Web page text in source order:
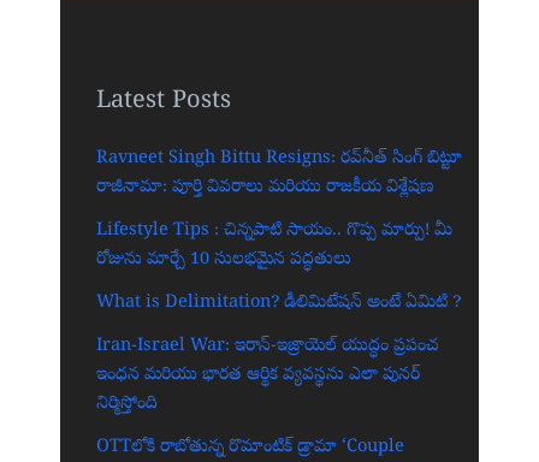
Latest Posts
Ravneet Singh Bittu Resigns: రవ్‌నీత్ సింగ్ బిట్టూ
రాజీనామా: పూర్తి వివరాలు మరియు రాజకీయ విశ్లేషణ
Lifestyle Tips : చిన్నపాటి సాయం.. గొప్ప మార్పు! మీ
రోజును మార్చే 10 సులభమైన పద్ధతులు
What is Delimitation? డీలిమిటేషన్ అంటే ఏమిటి ?
Iran-Israel War: ఇరాన్-ఇజ్రాయెల్ యుద్ధం ప్రపంచ
ఇంధన మరియు భారత ఆర్థిక వ్యవస్థను ఎలా పునర్
నిర్మిస్తోంది
OTTలోకి రాబోతున్న రొమాంటిక్ డ్రామా ‘Couple